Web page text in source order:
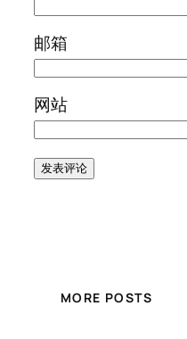
邮箱
网站
MORE POSTS